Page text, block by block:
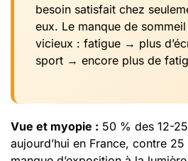
besoin satisfait chez
eux. Le manque de
vicieux : fatigue → plus
sport → encore plus de
Vue et myopie : 50 % des 12-
aujourd’hui en France, contre